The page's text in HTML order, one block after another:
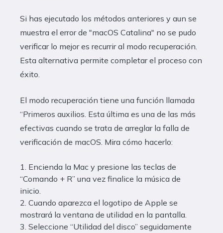
Si has ejecutado los métodos anteriores y aun se
muestra el error de "macOS Catalina" no se pudo
verificar lo mejor es recurrir al modo recuperación.
Esta alternativa permite completar el proceso con
éxito.
El modo recuperación tiene una función llamada
“Primeros auxilios. Esta última es una de las más
efectivas cuando se trata de arreglar la falla de
verificación de macOS. Mira cómo hacerlo:
1. Encienda la Mac y presione las teclas de
“Comando + R” una vez finalice la música de
inicio.
2. Cuando aparezca el logotipo de Apple se
mostrará la ventana de utilidad en la pantalla.
3. Seleccione “Utilidad del disco” seguidamente